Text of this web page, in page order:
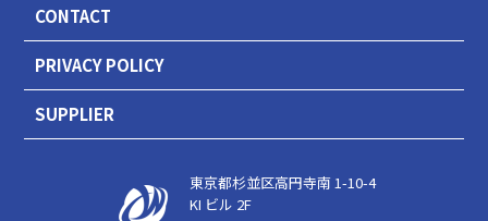
CONTACT
PRIVACY POLICY
SUPPLIER
東京都杉並区高円寺南 1-10-4
KI ビル 2F